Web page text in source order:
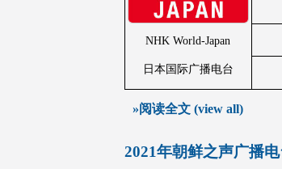
NHK World-Japan
日本国际广播电台
»阅读全文 (view all)
2021年朝鲜之声广播